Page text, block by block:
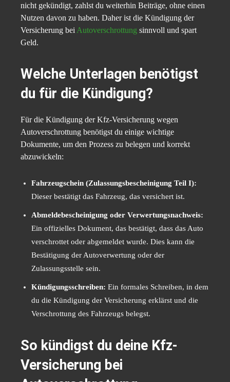
nicht gekündigt, zahlst du weiterhin Beiträge, ohne einen
Nutzen davon zu haben. Daher ist die Kündigung der
Versicherung bei Autoverschrottung sinnvoll und spart
Geld.
Welche Unterlagen benötigst
du für die Kündigung?
Für die Kündigung der Kfz-Versicherung wegen
Autoverschrottung benötigst du einige wichtige
Dokumente, um den Prozess zu belegen und korrekt
abzuwickeln:
Fahrzeugschein (Zulassungsbescheinigung Teil I):
Dieser bestätigt das Fahrzeug, das versichert ist.
Abmeldebescheinigung oder Verwertungsnachweis:
Ein offizielles Dokument, das bestätigt, dass das Auto
verschrottet oder abgemeldet wurde. Dies kann die
Bestätigung der Autoverwertung oder der
Zulassungsstelle sein.
Kündigungsschreiben: Ein formales Schreiben, in dem
du die Kündigung der Versicherung erklärst und die
Verschrottung des Fahrzeugs belegst.
So kündigst du deine Kfz-
Versicherung bei